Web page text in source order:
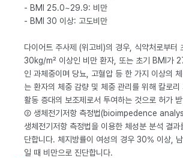
- BMI 25.0~29.9: 비만
- BMI 30 이상: 고도비만
다이어트 주사제 (위고비)의 경우, 식약처로부터
30kg/m² 이상인 비만 환자, 또는 초기 BMI가
인 과체중이며 당뇨, 고혈압 등 한 가지 이상의
는 환자의 체중 감량 및 체중 관리를 위해 칼로리
활동 증대의 보조제로서 투여하는 것으로 허가
② 생체전기저항 측정법(bioimpedence
생체전기저항 측정법을 이용한 체성분 분석 결
단합니다. 체지방률이 여성의 경우 30% 이상,
일 때 비만으로 진단합니다.